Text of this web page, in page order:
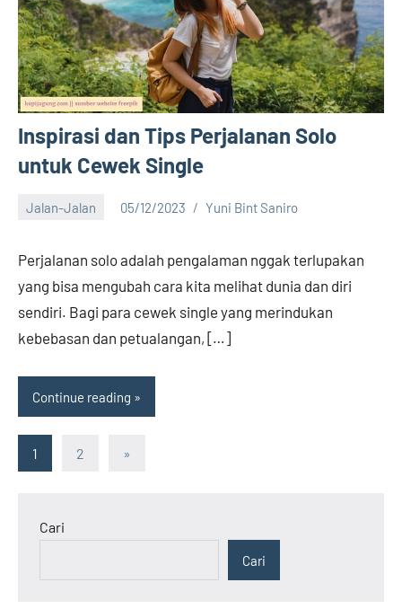
Inspirasi dan Tips Perjalanan Solo
untuk Cewek Single
Jalan-Jalan 05/12/2023 Yuni Bint Saniro
Perjalanan solo adalah pengalaman nggak terlupakan
yang bisa mengubah cara kita melihat dunia dan diri
sendiri. Bagi para cewek single yang merindukan
kebebasan dan petualangan, […]
Continue reading
Paginasi
1 2
Next
»
Cari
Cari